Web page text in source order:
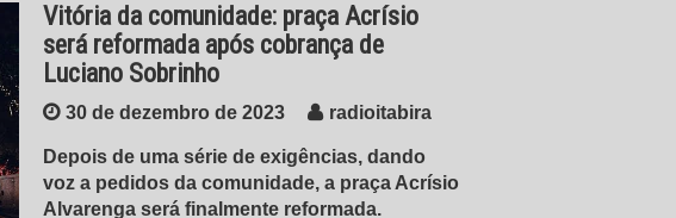
Vitória da comunidade: praça Acrísio
será reformada após cobrança de
Luciano Sobrinho
30 de dezembro de 2023 radioitabira
Depois de uma série de exigências, dando
voz a pedidos da comunidade, a praça Acrísio
Alvarenga será finalmente reformada.